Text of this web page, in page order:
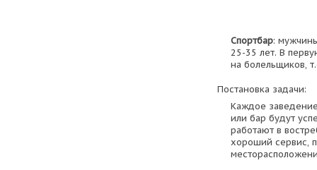
Спортбар:
25-35 лет. В
на болельщиков,
Постановка задачи:
Каждое
или бар будут
работают в
хороший сервис,